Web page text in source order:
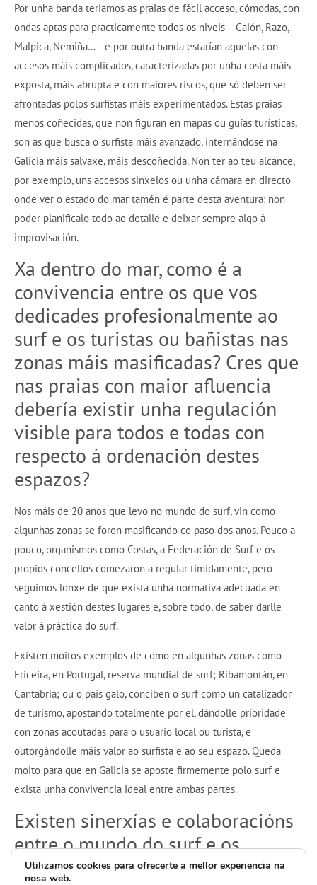
Por unha banda teriamos as praias de fácil acceso, cómodas, con
ondas aptas para practicamente todos os niveis —Caión, Razo,
Malpica, Nemiña…— e por outra banda estarían aquelas con
accesos máis complicados, caracterizadas por unha costa máis
exposta, máis abrupta e con maiores riscos, que só deben ser
afrontadas polos surfistas máis experimentados. Estas praias
menos coñecidas, que non figuran en mapas ou guías turísticas,
son as que busca o surfista máis avanzado, internándose na
Galicia máis salvaxe, máis descoñecida. Non ter ao teu alcance,
por exemplo, uns accesos sinxelos ou unha cámara en directo
onde ver o estado do mar tamén é parte desta aventura: non
poder planificalo todo ao detalle e deixar sempre algo á
improvisación.
Xa dentro do mar, como é a
convivencia entre os que vos
dedicades profesionalmente ao
surf e os turistas ou bañistas nas
zonas máis masificadas? Cres que
nas praias con maior afluencia
debería existir unha regulación
visible para todos e todas con
respecto á ordenación destes
espazos?
Nos máis de 20 anos que levo no mundo do surf, vin como
algunhas zonas se foron masificando co paso dos anos. Pouco a
pouco, organismos como Costas, a Federación de Surf e os
propios concellos comezaron a regular timidamente, pero
seguimos lonxe de que exista unha normativa adecuada en
canto á xestión destes lugares e, sobre todo, de saber darlle
valor á práctica do surf.
Existen moitos exemplos de como en algunhas zonas como
Ericeira, en Portugal, reserva mundial de surf; Ribamontán, en
Cantabria; ou o país galo, conciben o surf como un catalizador
de turismo, apostando totalmente por el, dándolle prioridade
con zonas acoutadas para o usuario local ou turista, e
outorgándolle máis valor ao surfista e ao seu espazo. Queda
moito para que en Galicia se aposte firmemente polo surf e
exista unha convivencia ideal entre ambas partes.
Existen sinerxías e colaboracións
entre o mundo do surf e os
axentes turísticos en destino —
Utilizamos cookies para ofrecerte a mellor experiencia na
nosa web.